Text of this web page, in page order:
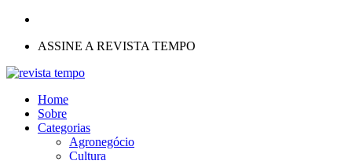
ASSINE A REVISTA TEMPO
Home
Sobre
Categorias
Agronegócio
Cultura